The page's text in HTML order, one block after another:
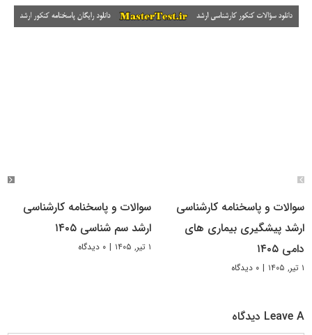
سوالات و پاسخنامه کارشناسی
ارشد پیشگیری بیماری های
دامی ۱۴۰۵
۱ تیر, ۱۴۰۵ | ۰ دیدگاه
سوالات و پاسخنامه کارشناسی
ارشد سم شناسی ۱۴۰۵
۱ تیر, ۱۴۰۵ | ۰ دیدگاه
Leave A دیدگاه